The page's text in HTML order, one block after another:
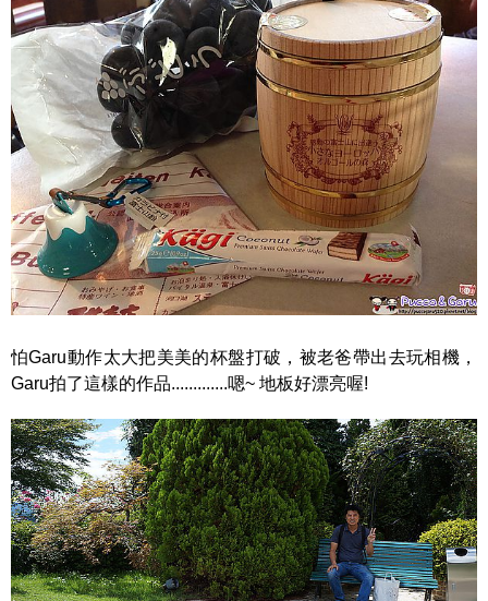
怕Garu動作太大把美美的杯盤打破，被老爸帶出去玩相機，
Garu拍了這樣的作品.............嗯~ 地板好漂亮喔!